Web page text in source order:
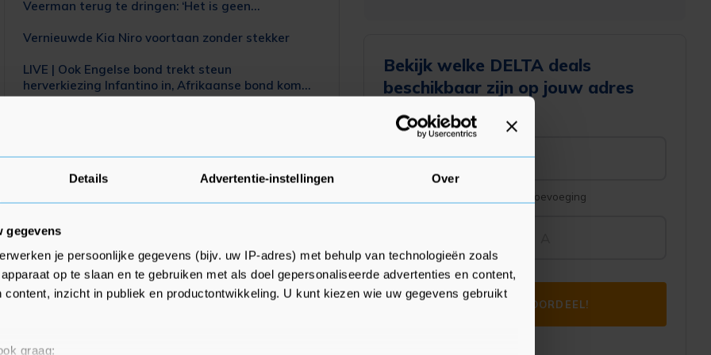
Details Advertentie-instellingen Over
gegevens
je persoonlijke gegevens (bijv. uw IP-adres) met behulp van technologieën zoals
op te slaan en te gebruiken met als doel gepersonaliseerde advertenties en content,
content, inzicht in publiek en productontwikkeling. U kunt kiezen wie uw gegevens gebruikt
graag:
Veerman terug te dringen: ‘Het is geen
Vernieuwde Kia Niro voortaan zonder stekker
LIVE | Ook Engelse bond trekt steun
herverkiezing Infantino in, Afrikaanse bond komt
met heel ander geluid
bij duinbrand Ouddorp
Dodental Houthi-aanvallen op regeringsdoelen in
Bekijk welke DELTA deals
beschikbaar zijn op jouw adres
Postcode
Toevoeging
CHECK JE VOORDEEL!